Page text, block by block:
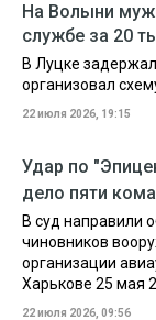
На Волыни
службе за 20
В Луцке
организовал
22 июля 2026, 19:15
Удар по
дело пяти
В суд направили
чиновников
организации
Харькове 25 мая
22 июля 2026, 09:56